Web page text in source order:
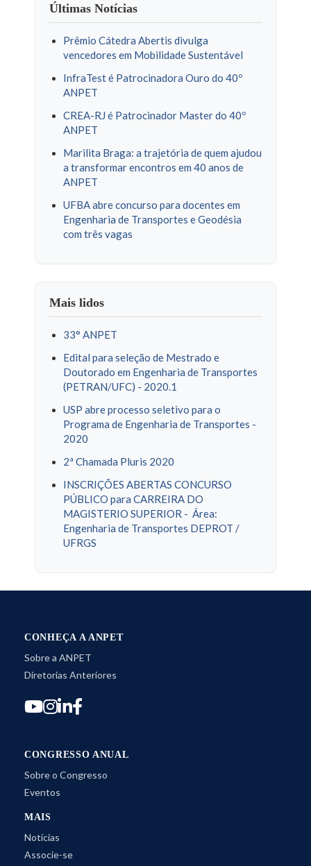
Últimas Notícias
Prêmio Cátedra Abertis divulga
vencedores em Mobilidade Sustentável
InfraTest é Patrocinadora Ouro do 40º
ANPET
CREA-RJ é Patrocinador Master do 40º
ANPET
Marilita Braga: a trajetória de quem ajudou
a transformar encontros em 40 anos de
ANPET
UFBA abre concurso para docentes em
Engenharia de Transportes e Geodésia
com três vagas
Mais lidos
33° ANPET
Edital para seleção de Mestrado e
Doutorado em Engenharia de Transportes
(PETRAN/UFC) - 2020.1
USP abre processo seletivo para o
Programa de Engenharia de Transportes -
2020
2ª Chamada Pluris 2020
INSCRIÇÕES ABERTAS CONCURSO
PÚBLICO para CARREIRA DO
MAGISTERIO SUPERIOR - Área:
Engenharia de Transportes DEPROT /
UFRGS
CONHEÇA A ANPET
Sobre a ANPET
Diretorias Anteriores
CONGRESSO ANUAL
Sobre o Congresso
Eventos
MAIS
Notícias
Associe-se